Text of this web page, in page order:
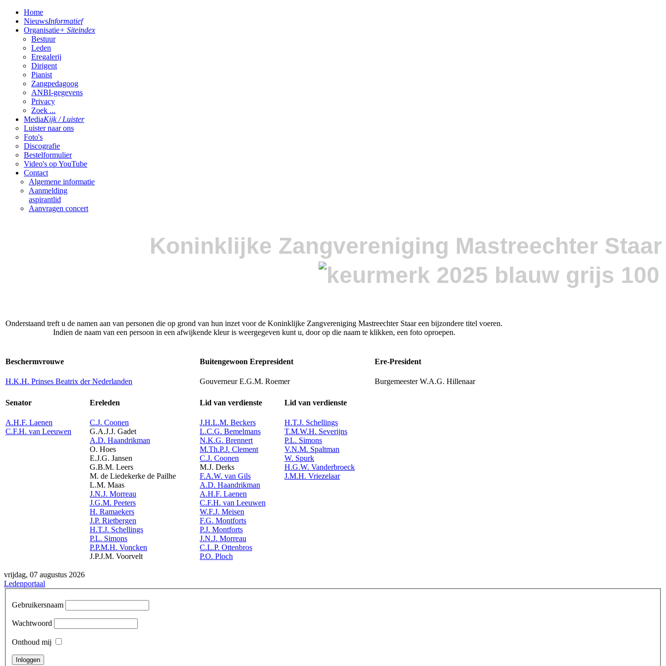
Home
NieuwsInformatief
Organisatie+ Siteindex
Bestuur
Leden
Eregalerij
Dirigent
Pianist
Zangpedagoog
ANBI-gegevens
Privacy
Zoek ...
MediaKijk / Luister
Luister naar ons
Foto's
Discografie
Bestelformulier
Video's op YouTube
Contact
Algemene informatie
Aanmelding
aspirantlid
Aanvragen concert
Koninklijke Zangvereniging Mastreechter Staar
Onderstaand treft u de namen aan van personen die op grond van hun inzet voor de Koninklijke Zangvereniging Mastreechter Staar een bijzondere titel voeren.
Indien de naam van een persoon in een afwijkende kleur is weergegeven kunt u, door op die naam te klikken, een foto oproepen.
Beschermvrouwe
H.K.H. Prinses Beatrix der Nederlanden
Buitengewoon Erepresident
Gouverneur E.G.M. Roemer
Ere-President
Burgemeester W.A.G. Hillenaar
Senator
A.H.F. Laenen
C.F.H. van Leeuwen
Ereleden
C.J. Coonen
G.A.J.J. Gadet
A.D. Haandrikman
O. Hoes
E.J.G. Jansen
G.B.M. Leers
M. de Liedekerke de Pailhe
L.M. Maas
J.N.J. Morreau
J.G.M. Peeters
H. Ramaekers
J.P. Rietbergen
H.T.J. Schellings
P.L. Simons
P.P.M.H. Voncken
J.P.J.M. Voorvelt
Lid van verdienste
J.H.L.M. Beckers
L.C.G. Bemelmans
N.K.G. Brennert
M.Th.P.J. Clement
C.J. Coonen
M.J. Derks
F.A.W. van Gils
A.D. Haandrikman
A.H.F. Laenen
C.F.H. van Leeuwen
W.F.J. Meisen
F.G. Montforts
P.J. Montforts
J.N.J. Morreau
C.L.P. Ottenbros
P.O. Ploch
Lid van verdienste
H.T.J. Schellings
T.M.W.H. Severijns
P.L. Simons
V.N.M. Spaltman
W. Spurk
H.G.W. Vanderbroeck
J.M.H. Vriezelaar
vrijdag, 07 augustus 2026
Ledenportaal
Gebruikersnaam
Wachtwoord
Onthoud mij